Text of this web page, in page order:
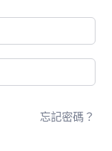
忘記密碼？